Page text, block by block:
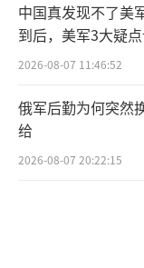
中国真发现不了美
到后，美军3大疑
如此
2026-08-07 11:46:52
俄军后勤为何突然
给
2026-08-07 20:22:15